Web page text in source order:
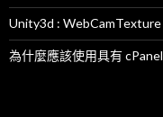
Unity3d :
為什麼應該使用具有